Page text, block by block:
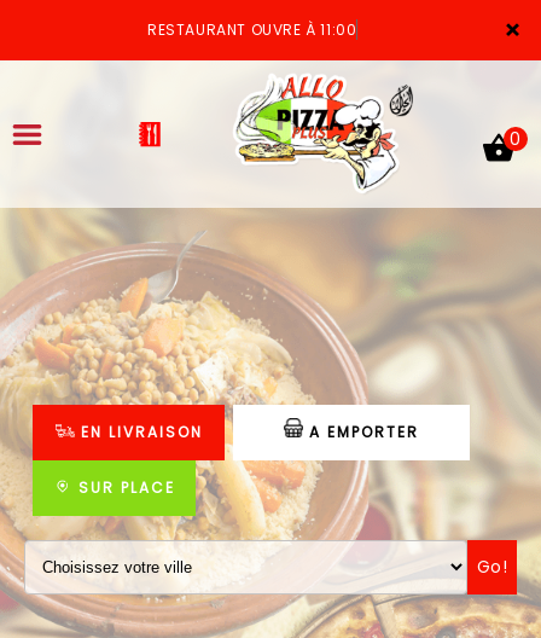
×
RESTAURANT OUVRE À 11:00
ACCUEIL
LA CARTE
VOTRE COMPTE
NOTRE RESTAURANT
VOS AVIS
MENTIONS LÉGALES
0
EN LIVRAISON A EMPORTER
SUR PLACE
Go!